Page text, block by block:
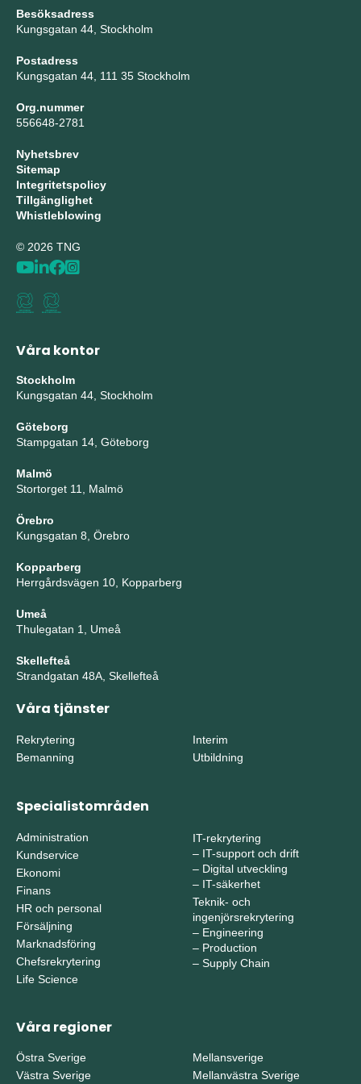
Besöksadress
Kungsgatan 44, Stockholm
Postadress
Kungsgatan 44, 111 35 Stockholm
Org.nummer
556648-2781
Nyhetsbrev
Sitemap
Integritetspolicy
Tillgänglighet
Whistleblowing
© 2026 TNG
Våra kontor
Stockholm
Kungsgatan 44, Stockholm
Göteborg
Stampgatan 14, Göteborg
Malmö
Stortorget 11, Malmö
Örebro
Kungsgatan 8, Örebro
Kopparberg
Herrgårdsvägen 10, Kopparberg
Umeå
Thulegatan 1, Umeå
Skellefteå
Strandgatan 48A, Skellefteå
Våra tjänster
Rekrytering
Bemanning
Interim
Utbildning
Specialistområden
Administration
Kundservice
Ekonomi
Finans
HR och personal
Försäljning
Marknadsföring
Chefsrekrytering
Life Science
IT-rekrytering
– IT-support och drift
– Digital utveckling
– IT-säkerhet
Teknik- och
ingenjörsrekrytering
– Engineering
– Production
– Supply Chain
Våra regioner
Östra Sverige
Västra Sverige
Mellansverige
Mellanvästra Sverige